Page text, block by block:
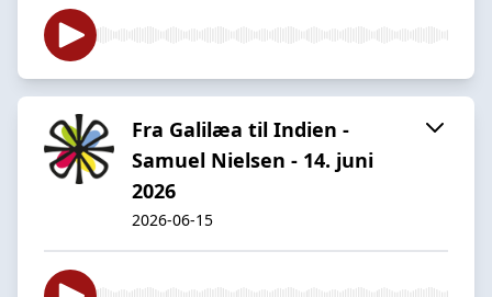
Fra Galilæa til Indien -
Samuel Nielsen - 14. juni
2026
2026-06-15